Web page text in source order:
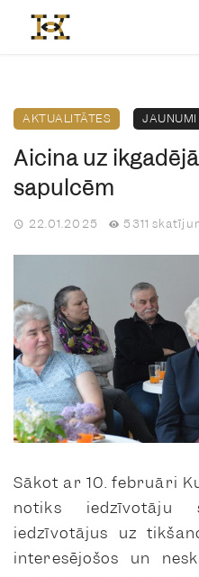
AKTUALITĀTES JAUNUMI
Aicina uz
sapulcēm
22.01.2025 5311
Sākot ar 10. februāri
notiks iedzīvotāju
iedzīvotājus uz
interesējošos un